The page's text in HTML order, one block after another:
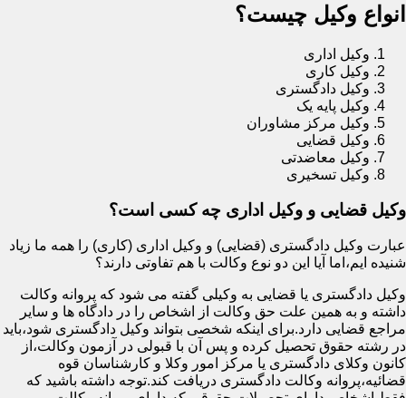
انواع وکیل چیست؟
وکیل اداری
وکیل کاری
وکیل دادگستری
وکیل پایه یک
وکیل مرکز مشاوران
وکیل قضایی
وکیل معاضدتی
وکیل تسخیری
وکیل قضایی و وکیل اداری چه کسی است؟
عبارت وکیل دادگستری (قضایی) و وکیل اداری (کاری) را همه ما زیاد
شنیده ایم،اما آیا این دو نوع وکالت با هم تفاوتی دارند؟
وکیل دادگستری یا قضایی به وکیلی گفته می شود که پروانه وکالت
داشته و به همین علت حق وکالت از اشخاص را در دادگاه ها و سایر
مراجع قضایی دارد.برای اینکه شخصی بتواند وکیل دادگستری شود،باید
در رشته حقوق تحصیل کرده و پس آن با قبولی در آزمون وکالت،از
کانون وکلای دادگستری یا مرکز امور وکلا و کارشناسان قوه
قضائیه،پروانه وکالت دادگستری دریافت کند.توجه داشته باشید که